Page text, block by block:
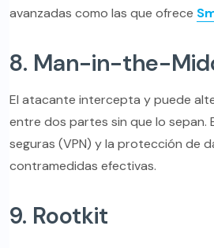
avanzadas como las que ofrece
8. Man-in-the-
El atacante intercepta y puede
entre dos partes sin que lo sepan.
seguras (VPN) y la protección de
contramedidas efectivas.
9. Rootkit